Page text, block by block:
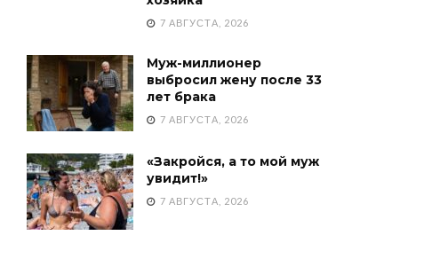
7 АВГУСТА, 2026
Муж-миллионер
выбросил жену после 33
лет брака
7 АВГУСТА, 2026
«Закройся, а то мой муж
увидит!»
7 АВГУСТА, 2026